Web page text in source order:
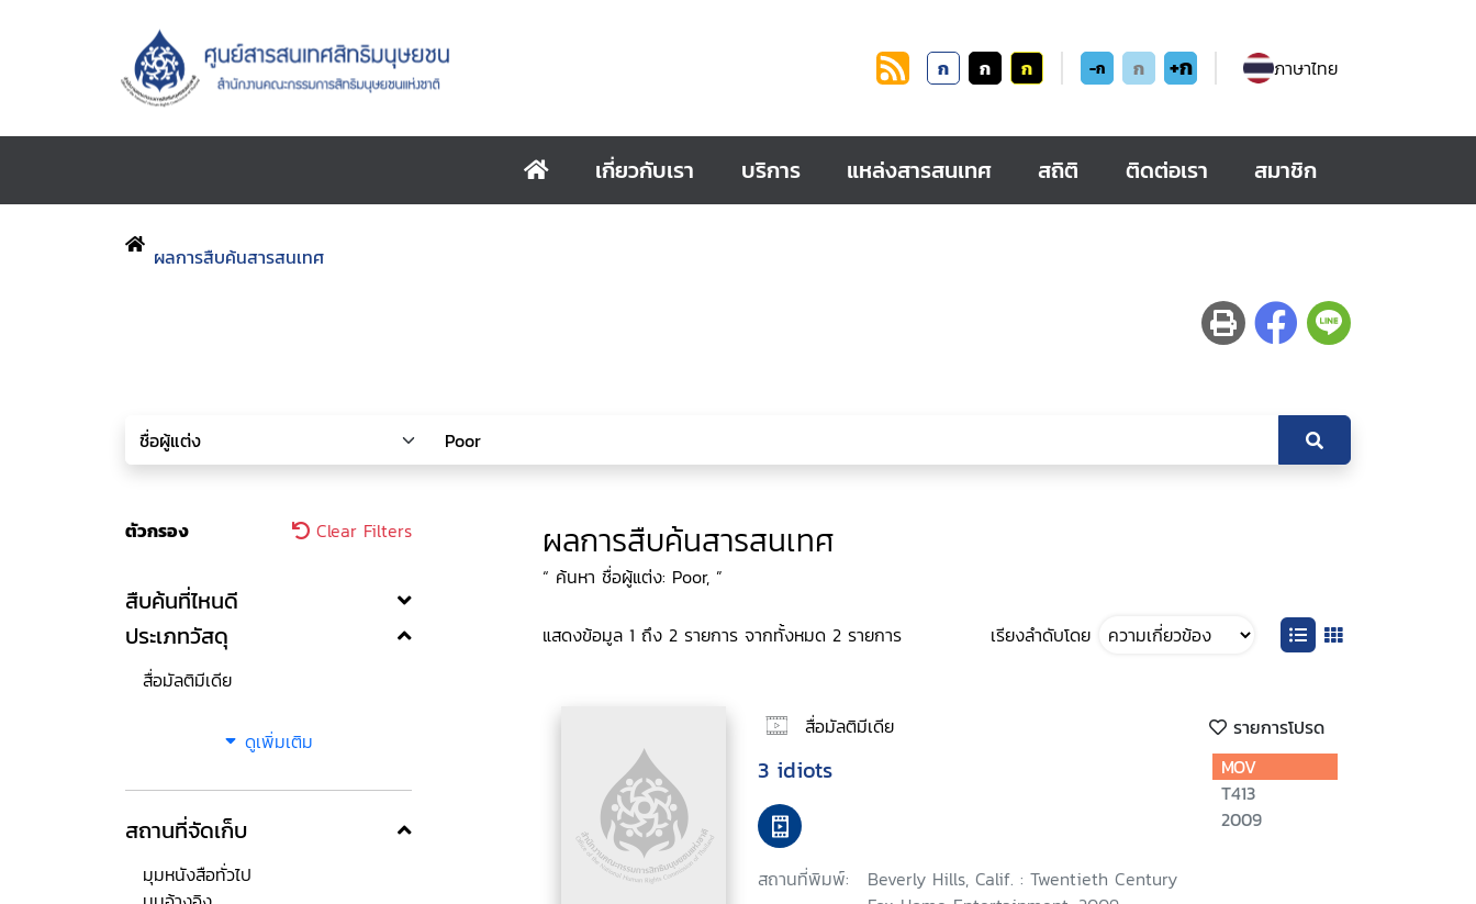
ก ก ก -ก ก +ก ภาษาไทย
เกี่ยวกับเรา บริการ แหล่งสารสนเทศ สถิติ ติดต่อเรา สมาชิก
ผลการสืบค้นสารสนเทศ
ตัวกรอง Clear Filters
สืบค้นที่ไหนดี
ประเภทวัสดุ
สื่อมัลติมีเดีย
ดูเพิ่มเติม
สถานที่จัดเก็บ
มุมหนังสือทั่วไป
ผลการสืบค้นสารสนเทศ
“ ค้นหา ชื่อผู้แต่ง: Poor, ”
แสดงข้อมูล 1 ถึง 2 รายการ จากทั้งหมด 2 รายการ เรียงลำดับโดย
สื่อมัลติมีเดีย รายการโปรด
3 idiots
สถานที่พิมพ์:
Beverly Hills, Calif. : Twentieth Century
MOV
T413
2009